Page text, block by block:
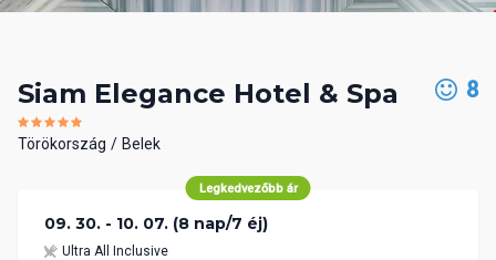
Siam Elegance Hotel & Spa
Törökország Belek
8
Legkedvezőbb ár
09. 30. - 10. 07. (8 nap/7 éj)
Ultra All Inclusive